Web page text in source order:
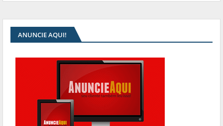
ANUNCIE AQUI!